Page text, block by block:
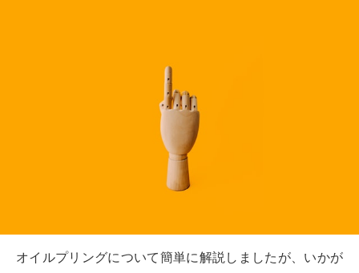
オイルプリングについて簡単に解説しましたが、いかが